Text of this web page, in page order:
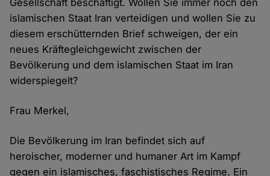
Gesellschaft beschäftigt. Wollen Sie immer noch den
islamischen Staat Iran verteidigen und wollen Sie zu
diesem erschütternden Brief schweigen, der ein
neues Kräftegleichgewicht zwischen der
Bevölkerung und dem islamischen Staat im Iran
widerspiegelt?
Frau Merkel,
Die Bevölkerung im Iran befindet sich auf
heroischer, moderner und humaner Art im Kampf
gegen ein islamisches, faschistisches Regime. Ein